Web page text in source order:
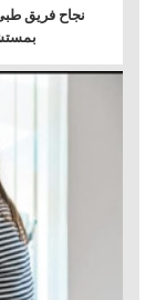
نجاح فريق